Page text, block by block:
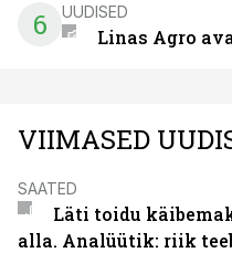
6 UUDISED
Linas Agro
VIIMASED
SAATED
Läti toidu
alla. Analüütik: riik